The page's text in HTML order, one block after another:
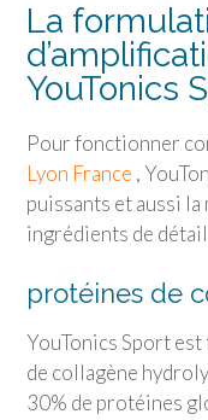
La
YouTonics
Pour fonctionner
Lyon France ,
puissants et aussi
ingrédients de
protéines de
YouTonics Sport
de collagène
30% de protéines